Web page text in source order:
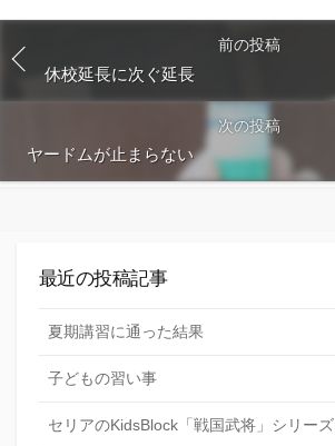
る
前の投稿
休校延長に次ぐ延長
次の投稿
ヤードムが止まらない
最近の投稿記事
夏期講習に通った結果
子どもの習い事
セリアのKidsBlock「戦国武将」シリーズ